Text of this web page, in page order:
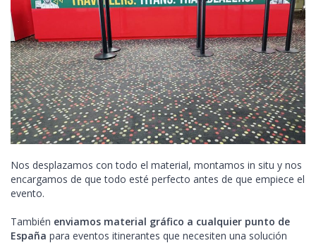
Nos desplazamos con todo el material, montamos in situ y nos
encargamos de que todo esté perfecto antes de que empiece el
evento.
También enviamos material gráfico a cualquier punto de
España para eventos itinerantes que necesiten una solución